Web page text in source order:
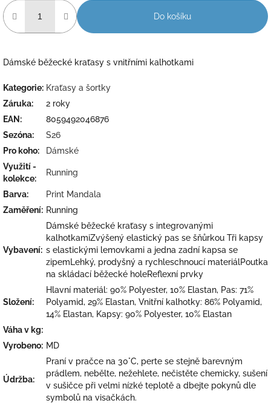
Do košíku
Dámské běžecké kraťasy s vnitřními kalhotkami
Kategorie: Kraťasy a šortky
Záruka:
2 roky
EAN :
8059492046876
Sezóna:
S26
Pro koho:
Dámské
Využití -
kolekce:
Running
Barva:
Print Mandala
Zaměření: Running
Vybavení:
Dámské běžecké kraťasy s integrovanými
kalhotkamiZvýšený elastický pas se šňůrkou Tři kapsy
s elastickými lemovkami a jedna zadní kapsa se
zipemLehký, prodyšný a rychleschnoucí materiálPoutka
na skládací běžecké holeReflexní prvky
Složení:
Hlavní materiál: 90% Polyester, 10% Elastan, Pas: 71%
Polyamid, 29% Elastan, Vnitřní kalhotky: 86% Polyamid,
14% Elastan, Kapsy: 90% Polyester, 10% Elastan
Váha v kg:
Vyrobeno: MD
Údržba:
Praní v pračce na 30°C, perte se stejně barevným
prádlem, nebělte, nežehlete, nečistěte chemicky, sušení
v sušičce při velmi nízké teplotě a dbejte pokynů dle
symbolů na visačkách.